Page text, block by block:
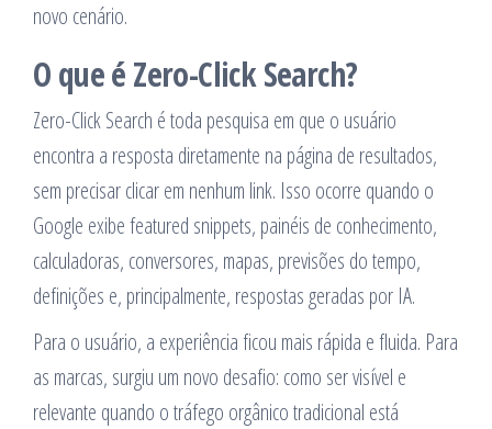
novo cenário.
O que é Zero-Click Search?
Zero-Click Search é toda pesquisa em que o usuário
encontra a resposta diretamente na página de resultados,
sem precisar clicar em nenhum link. Isso ocorre quando o
Google exibe featured snippets, painéis de conhecimento,
calculadoras, conversores, mapas, previsões do tempo,
definições e, principalmente, respostas geradas por IA.
Para o usuário, a experiência ficou mais rápida e fluida. Para
as marcas, surgiu um novo desafio: como ser visível e
relevante quando o tráfego orgânico tradicional está